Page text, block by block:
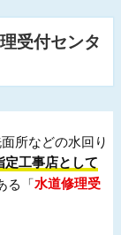
受付センタ
所などの水回り
工事店として
る「水道修理受